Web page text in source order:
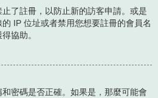
了註冊，以防止新的訪客申請。或是
IP 位址或者禁用您想要註冊的會員名
協助。
密碼是否正確。如果是，那麼可能會